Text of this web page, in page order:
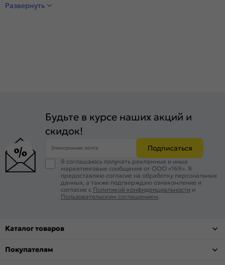
Развернуть
Будьте в курсе наших акций и
скидок!
Электронная почта Подписаться
Я соглашаюсь получать рекламные и иные
маркетинговые сообщения от ООО «169». Я
предоставляю согласие на обработку персональных
данных, а также подтверждаю ознакомление и
согласие с Политикой конфиденциальности и
Пользовательским соглашением
Каталог товаров
Покупателям